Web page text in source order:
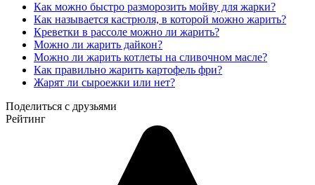
Как можно быстро разморозить мойву для жарки?
Как называется кастрюля, в которой можно жарить?
Креветки в рассоле можно ли жарить?
Можно ли жарить дайкон?
Можно ли жарить котлеты на сливочном масле?
Как правильно жарить картофель фри?
Жарят ли сыроежки или нет?
Поделиться с друзьями
Рейтинг